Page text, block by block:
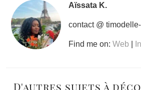
Aïssata K.
contact @
Find me on: Web
D'autres sujets à